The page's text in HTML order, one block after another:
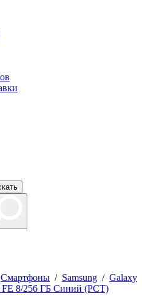
Смартфоны / Samsung / Galaxy
FE 8/256 ГБ Синий (РСТ)